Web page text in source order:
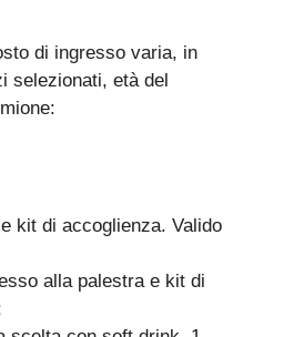
di ingresso varia, in
selezionati, età del
kit di accoglienza. Valido
alla palestra e kit di